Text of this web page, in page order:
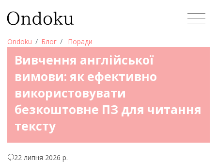
Ondoku Блог Поради
Вивчення англійської
вимови: як ефективно
використовувати
безкоштовне ПЗ для читання
тексту
22 липня 2026 р.